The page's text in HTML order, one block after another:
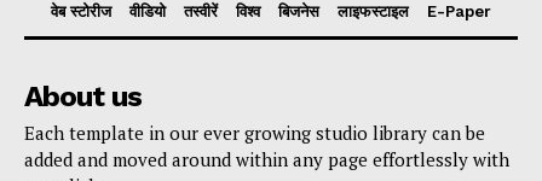
वेब स्टोरीज
वीडियो तस्वीरें विश्व बिजनेस लाइफस्टाइल E-Paper
About us
Each template in our ever growing studio library can be
added and moved around within any page effortlessly with